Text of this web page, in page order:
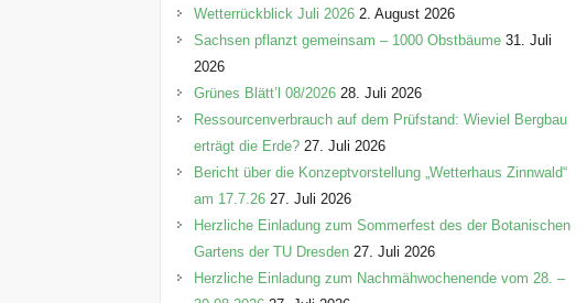
o
r
e
n
Wetterrückblick Juli 2026 2. August 2026
Sachsen pflanzt gemeinsam – 1000 Obstbäume 31. Juli
2026
Grünes Blätt’l 08/2026 28. Juli 2026
Ressourcenverbrauch auf dem Prüfstand: Wieviel Bergbau
erträgt die Erde? 27. Juli 2026
Bericht über die Konzeptvorstellung „Wetterhaus Zinnwald“
am 17.7.26 27. Juli 2026
Herzliche Einladung zum Sommerfest des der Botanischen
Gartens der TU Dresden 27. Juli 2026
Herzliche Einladung zum Nachmähwochenende vom 28. –